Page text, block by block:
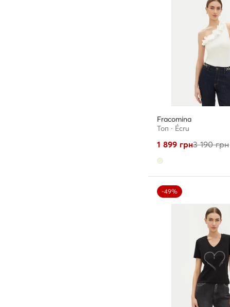
Fracomina
Топ · Écru
1 899 грн3 190грн
-49%